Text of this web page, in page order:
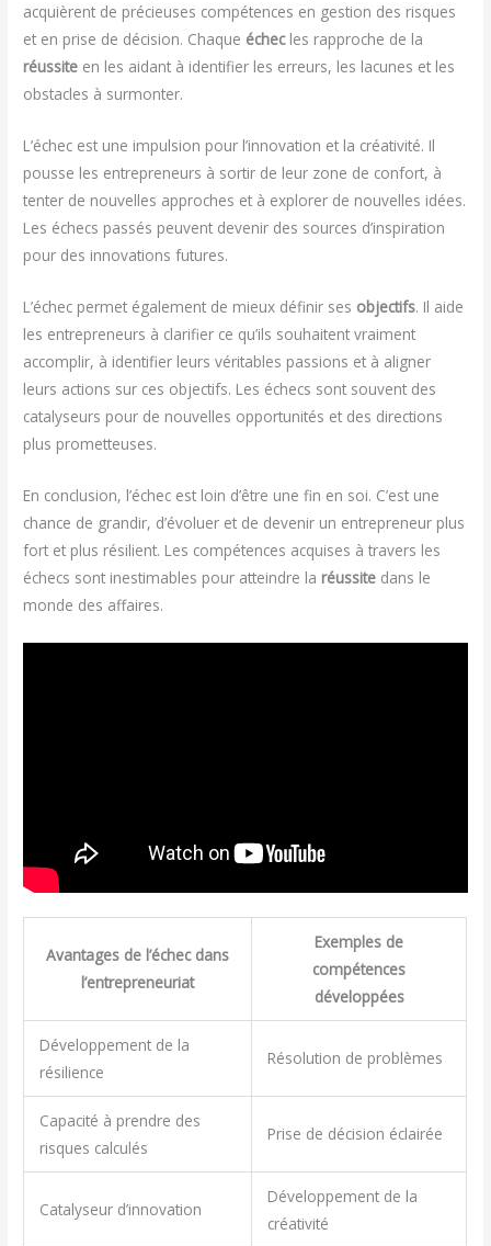
acquièrent de précieuses compétences en gestion des risques
et en prise de décision. Chaque échecles rapproche de la
réussite en les aidant à identifier les erreurs, les lacunes et les
obstacles à surmonter.
L’échec est une impulsion pour l’innovation et la créativité. Il
pousse les entrepreneurs à sortir de leur zone de confort, à
tenter de nouvelles approches et à explorer de nouvelles idées.
Les échecs passés peuvent devenir des sources d’inspiration
pour des innovations futures.
L’échec permet également de mieux définir ses objectifs. Il aide
les entrepreneurs à clarifier ce qu’ils souhaitent vraiment
accomplir, à identifier leurs véritables passions et à aligner
leurs actions sur ces objectifs. Les échecs sont souvent des
catalyseurs pour de nouvelles opportunités et des directions
plus prometteuses.
En conclusion, l’échec est loin d’être une fin en soi. C’est une
chance de grandir, d’évoluer et de devenir un entrepreneur plus
fort et plus résilient. Les compétences acquises à travers les
échecs sont inestimables pour atteindre la réussite dans le
monde des affaires.
Avantages de l’échec dans
l’entrepreneuriat
Exemples de
compétences
développées
Développement de la
résilience
Résolution de problèmes
Capacité à prendre des
risques calculés
Prise de décision éclairée
Catalyseur d’innovation
Développement de la
créativité